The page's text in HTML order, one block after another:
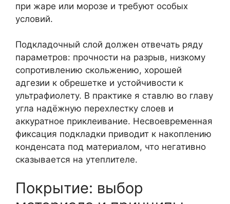
при жаре или морозе и требуют особых
условий.
Подкладочный слой должен отвечать ряду
параметров: прочности на разрыв, низкому
сопротивлению скольжению, хорошей
адгезии к обрешетке и устойчивости к
ультрафиолету. В практике я ставлю во главу
угла надёжную перехлестку слоев и
аккуратное приклеивание. Несвоевременная
фиксация подкладки приводит к накоплению
конденсата под материалом, что негативно
сказывается на утеплителе.
Покрытие: выбор